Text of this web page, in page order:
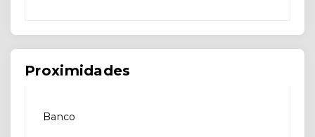
Proximidades
Banco